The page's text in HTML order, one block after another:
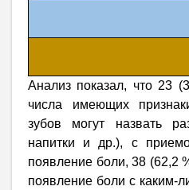
Анализ показал, что 23
числа имеющих
зубов могут назвать
напитки и др.), с
появление боли, 38 (62,2
появление боли с каким-